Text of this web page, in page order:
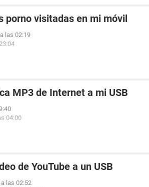
porno visitadas en mi móvil
las 02:19
MP3 de Internet a mi USB
04:00
de YouTube a un USB
las 02:52